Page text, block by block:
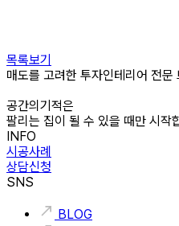
목록보기
매도를 고려한 투자인테리어 전문
공간의기적은
팔리는 집이 될 수 있을 때만 시작
INFO
시공사례
상담신청
SNS
BLOG